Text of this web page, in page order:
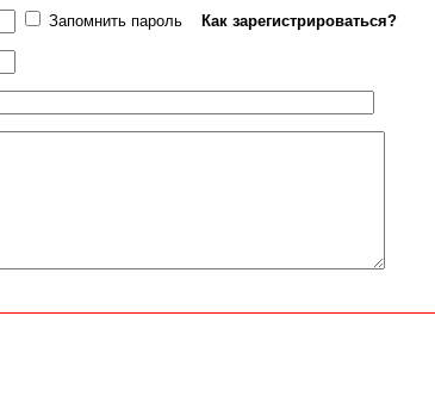
Запомнить пароль
Как зарегистрироваться?